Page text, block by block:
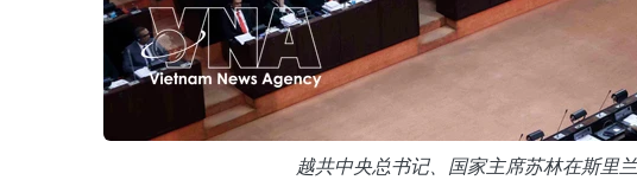
越共中央总书记、国家主席苏林在斯里